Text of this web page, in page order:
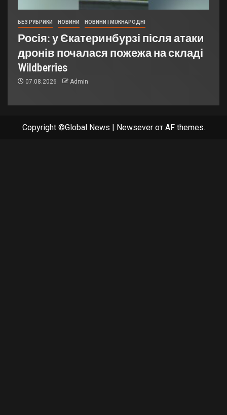
БЕЗ РУБРИКИ НОВИНИ НОВИНИ | МІЖНАРОДНІ
Росія: у Єкатеринбурзі після атаки
дронів почалася пожежа на складі
Wildberries
07.08.2026 Admin
Copyright ©Global News | Newseverот AF themes.